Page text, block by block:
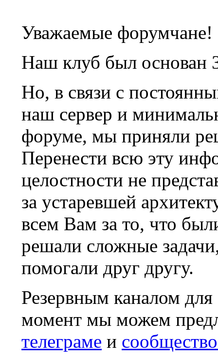
Уважаемые форумчане!
Наш клуб был основан
Но, в связи с
наш сервер и
форуме, мы приняли
Перенести всю эту
целостности не
за устаревшей
всем Вам за то, что
решали сложные
помогали друг другу.
Резервным каналом
момент мы можем
телеграме и